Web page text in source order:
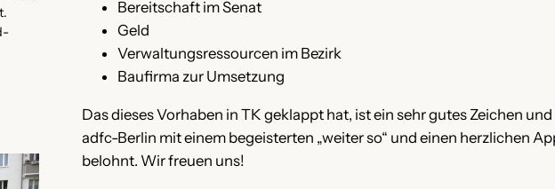
Bereitschaft im Senat
Geld
Verwaltungsressourcen im Bezirk
Baufirma zur Umsetzung
Das dieses Vorhaben in TK geklappt hat, ist ein sehr gutes Zeichen
adfc-Berlin mit einem begeisterten „weiter so“ und einen herzlichen
belohnt. Wir freuen uns!